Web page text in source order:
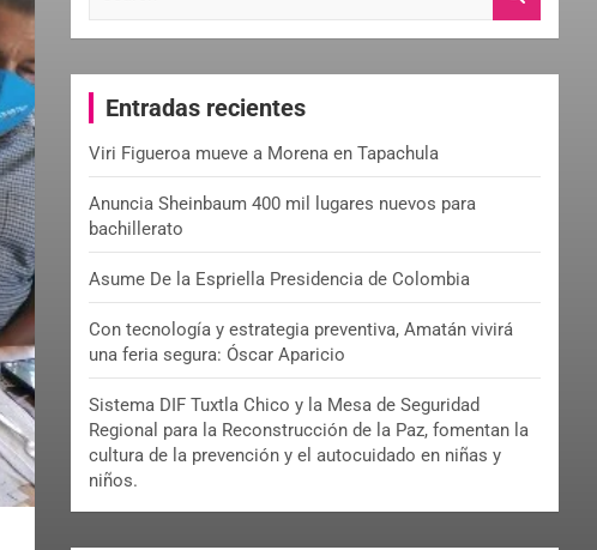
c
Entradas recientes
Viri Figueroa mueve a Morena en Tapachula
Anuncia Sheinbaum 400 mil lugares nuevos para
bachillerato
Asume De la Espriella Presidencia de Colombia
Con tecnología y estrategia preventiva, Amatán vivirá
una feria segura: Óscar Aparicio
Sistema DIF Tuxtla Chico y la Mesa de Seguridad
Regional para la Reconstrucción de la Paz, fomentan la
cultura de la prevención y el autocuidado en niñas y
niños.